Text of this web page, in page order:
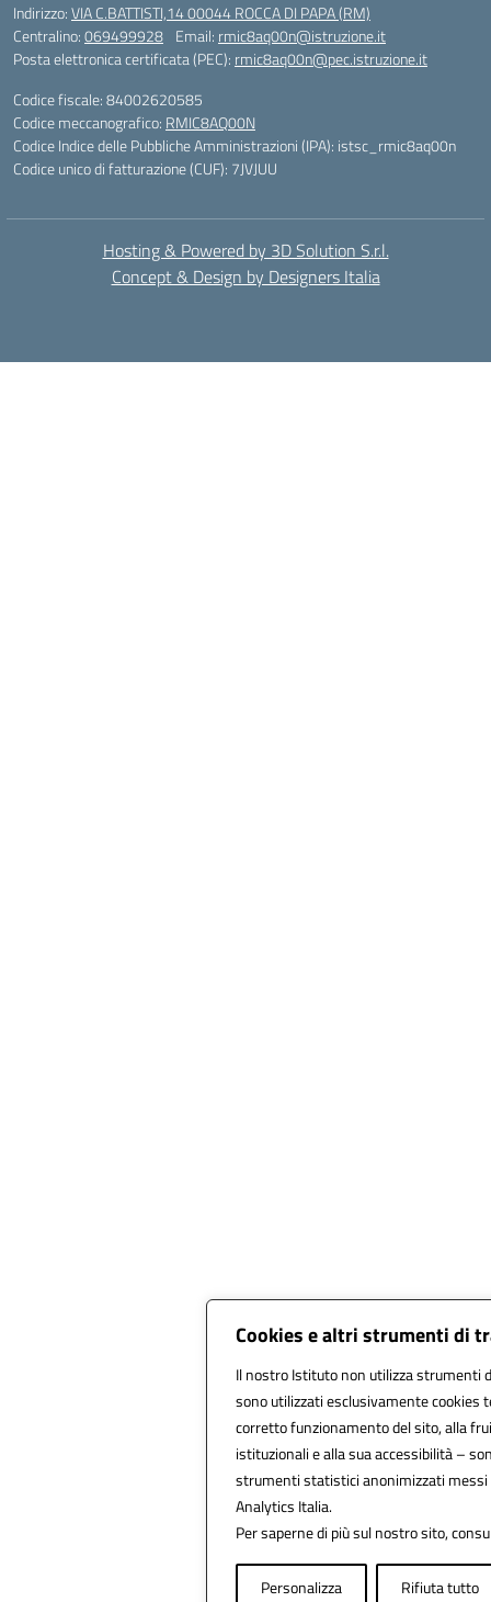
Cookies e altri strumenti di
Il nostro Istituto non utilizza strumenti
sono utilizzati esclusivamente cookies
corretto funzionamento del sito, alla
istituzionali e alla sua accessibilità –
strumenti statistici anonimizzati messi
Analytics Italia.
Per saperne di più sul nostro sito,
Personalizza Rifiuta tutto
Indirizzo:VIA C.BATTISTI,14 00044 ROCCA DI PAPA (RM)
Centralino:069499928 Email: rmic8aq00n@istruzione.it
Posta elettronica certificata (PEC): rmic8aq00n@pec.istruzione.it
Codice fiscale: 84002620585
Codice meccanografico: RMIC8AQ00N
Codice Indice delle Pubbliche Amministrazioni (IPA): istsc_rmic8aq00n
Codice unico di fatturazione (CUF): 7JVJUU
Hosting & Powered by 3D Solution S.r.l.
Concept & Design by Designers Italia